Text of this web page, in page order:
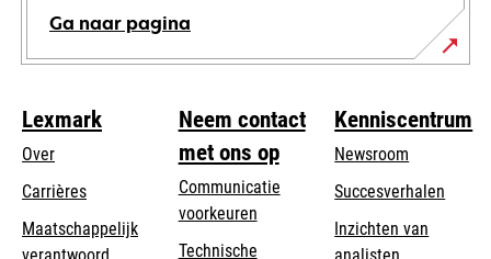
Ga naar pagina
Lexmark
Over
Carrières
Maatschappelijk
Neem contact
met ons op
Communicatie
voorkeuren
Technische
Kenniscentrum
Newsroom
Succesverhalen
Inzichten van